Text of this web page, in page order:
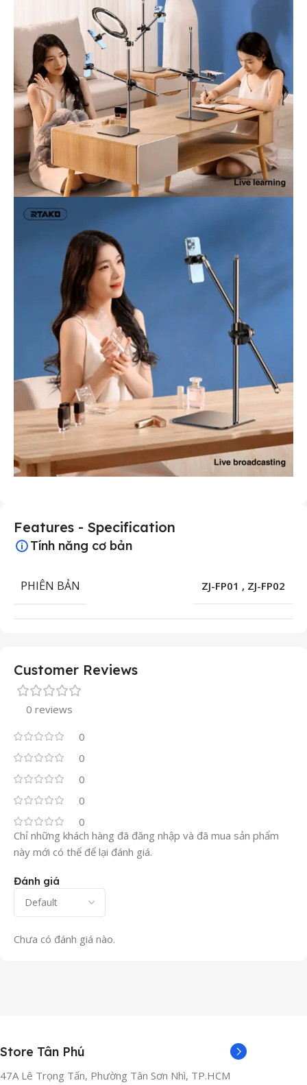
Features - Specification
Tính năng cơ bản
PHIÊN BẢN ZJ-FP01 , ZJ-FP02
Customer Reviews
0 reviews
0
0
0
0
0
Đánh giá
Chưa có đánh giá nào.
Chỉ những khách hàng đã đăng nhập và đã mua sản phẩm
này mới có thể để lại đánh giá.
Store Tân Phú
47A Lê Trọng Tấn, Phường Tân Sơn Nhì, TP.HCM